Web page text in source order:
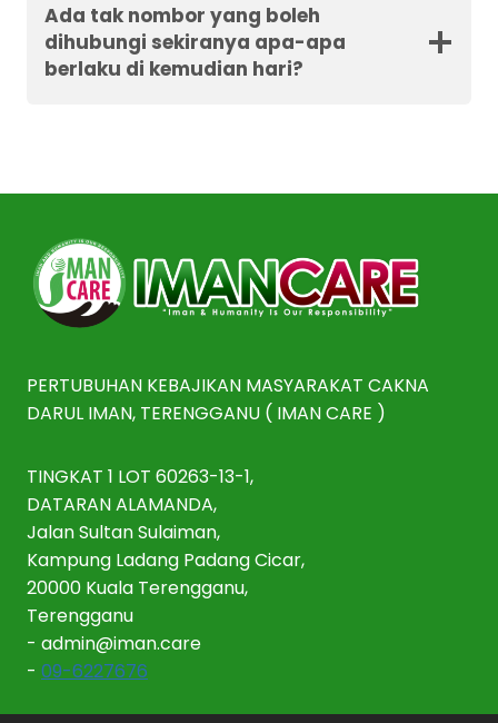
Ada tak nombor yang boleh
dihubungi sekiranya apa-apa
berlaku di kemudian hari?
PERTUBUHAN KEBAJIKAN MASYARAKAT CAKNA
DARUL IMAN, TERENGGANU ( IMAN CARE )
TINGKAT 1 LOT 60263-13-1,
DATARAN ALAMANDA,
Jalan Sultan Sulaiman,
Kampung Ladang Padang Cicar,
20000 Kuala Terengganu,
Terengganu
- admin@iman.care
- 09-6227676